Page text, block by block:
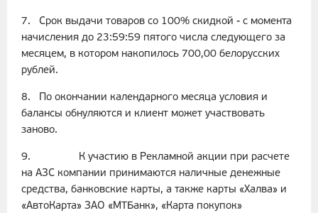
7. Срок выдачи товаров со 100% скидкой - с момента
начисления до 23:59:59 пятого числа следующего за
месяцем, в котором накопилось 700,00 белорусских
рублей.
8. По окончании календарного месяца условия и
балансы обнуляются и клиент может участвовать
заново.
9. К участию в Рекламной акции при расчете
на АЗС компании принимаются наличные денежные
средства, банковские карты, а также карты «Халва» и
«АвтоКарта» ЗАО «МТБанк», «Карта покупок»